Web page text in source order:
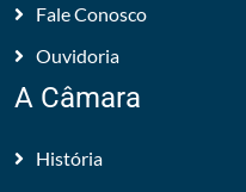
Fale Conosco
Ouvidoria
A Câmara
História